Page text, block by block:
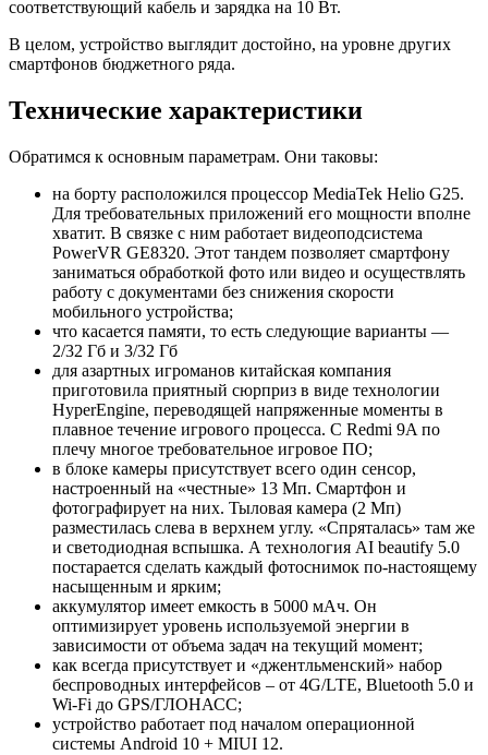
соответствующий кабель и зарядка на 10 Вт.
В целом, устройство выглядит достойно, на уровне других
смартфонов бюджетного ряда.
Технические характеристики
Обратимся к основным параметрам. Они таковы:
на борту расположился процессор MediaTek Helio G25.
Для требовательных приложений его мощности вполне
хватит. В связке с ним работает видеоподсистема
PowerVR GE8320. Этот тандем позволяет смартфону
заниматься обработкой фото или видео и осуществлять
работу с документами без снижения скорости
мобильного устройства;
что касается памяти, то есть следующие варианты —
2/32 Гб и 3/32 Гб
для азартных игроманов китайская компания
приготовила приятный сюрприз в виде технологии
HyperEngine, переводящей напряженные моменты в
плавное течение игрового процесса. С Redmi 9A по
плечу многое требовательное игровое ПО;
в блоке камеры присутствует всего один сенсор,
настроенный на «честные» 13 Мп. Смартфон и
фотографирует на них. Тыловая камера (2 Мп)
разместилась слева в верхнем углу. «Спряталась» там же
и светодиодная вспышка. А технология AI beautify 5.0
постарается сделать каждый фотоснимок по-настоящему
насыщенным и ярким;
аккумулятор имеет емкость в 5000 мАч. Он
оптимизирует уровень используемой энергии в
зависимости от объема задач на текущий момент;
как всегда присутствует и «джентльменский» набор
беспроводных интерфейсов – от 4G/LTE, Bluetooth 5.0 и
Wi-Fi до GPS/ГЛОНАСС;
устройство работает под началом операционной
системы Android 10 + MIUI 12.